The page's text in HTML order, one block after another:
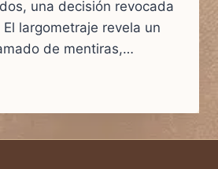
una decisión revocada
largometraje revela un
de mentiras,…